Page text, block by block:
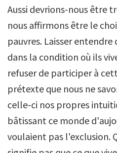
Aussi devrions-nous être
nous affirmons être le
pauvres. Laisser
dans la condition où ils
refuser de participer à
prétexte que nous ne
celle-ci nos propres
bâtissant ce monde
voulaient pas l'exclusion.